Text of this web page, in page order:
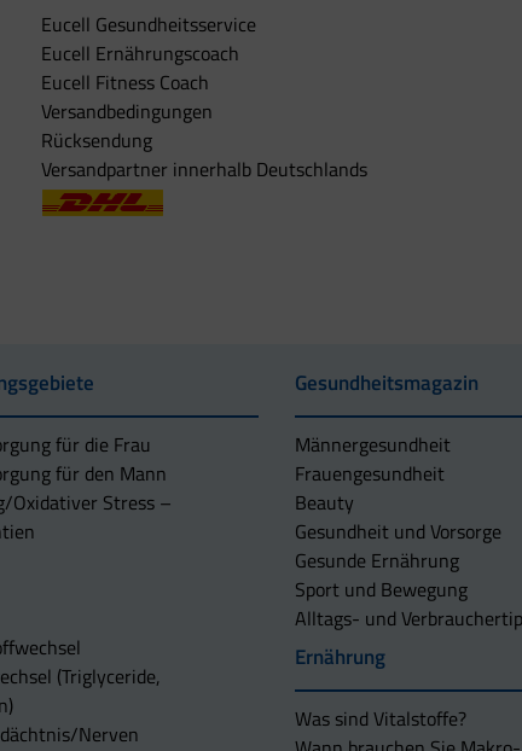
Eucell Gesundheitsservice
Eucell Ernährungscoach
Eucell Fitness Coach
Versandbedingungen
Rücksendung
Versandpartner innerhalb Deutschlands
für die Frau
für den Mann
Oxidativer Stress –
(Triglyceride,
Nerven
Gesundheitsmagazin
Männergesundheit
Frauengesundheit
Beauty
Gesundheit und Vorsorge
Gesunde Ernährung
Sport und Bewegung
Alltags- und
Ernährung
Was sind Vitalstoffe?